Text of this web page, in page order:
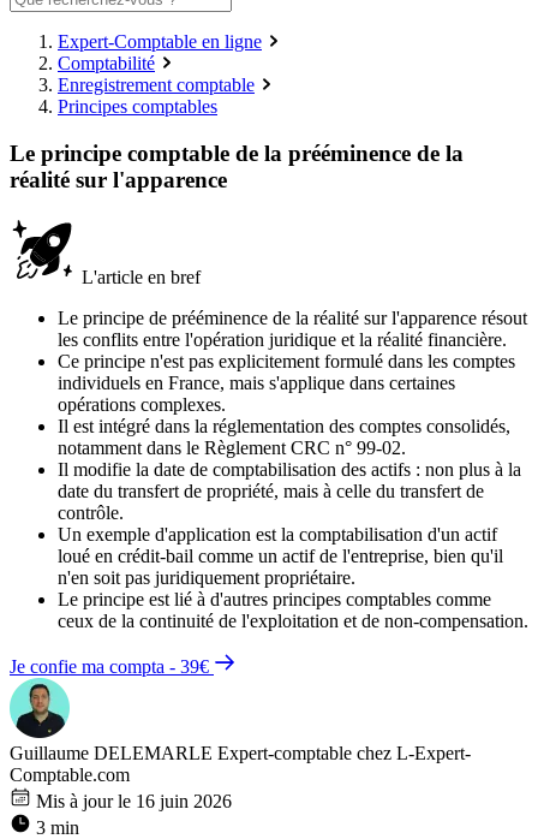
Expert-Comptable en ligne
Comptabilité
Enregistrement comptable
Principes comptables
Le principe comptable de la prééminence de la
réalité sur l'apparence
L'article en bref
Le principe de prééminence de la réalité sur l'apparence résout
les conflits entre l'opération juridique et la réalité financière.
Ce principe n'est pas explicitement formulé dans les comptes
individuels en France, mais s'applique dans certaines
opérations complexes.
Il est intégré dans la réglementation des comptes consolidés,
notamment dans le Règlement CRC n° 99-02.
Il modifie la date de comptabilisation des actifs : non plus à la
date du transfert de propriété, mais à celle du transfert de
contrôle.
Un exemple d'application est la comptabilisation d'un actif
loué en crédit-bail comme un actif de l'entreprise, bien qu'il
n'en soit pas juridiquement propriétaire.
Le principe est lié à d'autres principes comptables comme
ceux de la continuité de l'exploitation et de non-compensation.
Je confie ma compta - 39€
Guillaume DELEMARLE Expert-comptable chez L-Expert-
Comptable.com
Mis à jour le 16 juin 2026
3 min